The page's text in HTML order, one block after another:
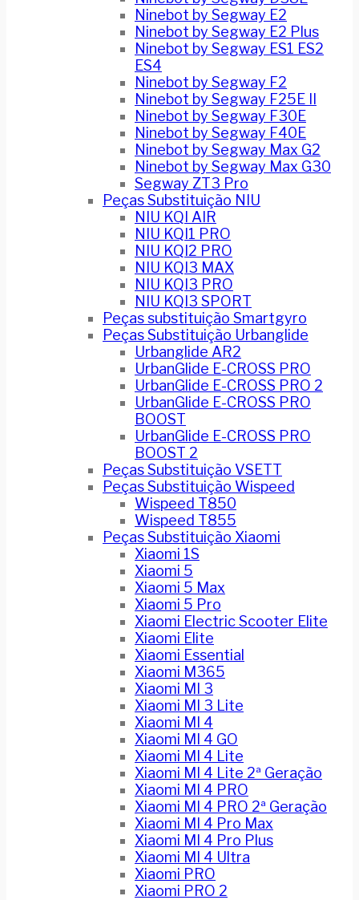
Ninebot by Segway E2
Ninebot by Segway E2 Plus
Ninebot by Segway ES1 ES2
ES4
Ninebot by Segway F2
Ninebot by Segway F25E II
Ninebot by Segway F30E
Ninebot by Segway F40E
Ninebot by Segway Max G2
Ninebot by Segway Max G30
Segway ZT3 Pro
Peças Substituição NIU
NIU KQI AIR
NIU KQI1 PRO
NIU KQI2 PRO
NIU KQI3 MAX
NIU KQI3 PRO
NIU KQI3 SPORT
Peças substituição Smartgyro
Peças Substituição Urbanglide
Urbanglide AR2
UrbanGlide E-CROSS PRO
UrbanGlide E-CROSS PRO 2
UrbanGlide E-CROSS PRO
BOOST
UrbanGlide E-CROSS PRO
BOOST 2
Peças Substituição VSETT
Peças Substituição Wispeed
Wispeed T850
Wispeed T855
Peças Substituição Xiaomi
Xiaomi 1S
Xiaomi 5
Xiaomi 5 Max
Xiaomi 5 Pro
Xiaomi Electric Scooter Elite
Xiaomi Elite
Xiaomi Essential
Xiaomi M365
Xiaomi MI 3
Xiaomi MI 3 Lite
Xiaomi MI 4
Xiaomi MI 4 GO
Xiaomi MI 4 Lite
Xiaomi MI 4 Lite 2ª Geração
Xiaomi MI 4 PRO
Xiaomi MI 4 PRO 2ª Geração
Xiaomi MI 4 Pro Max
Xiaomi MI 4 Pro Plus
Xiaomi MI 4 Ultra
Xiaomi PRO
Xiaomi PRO 2